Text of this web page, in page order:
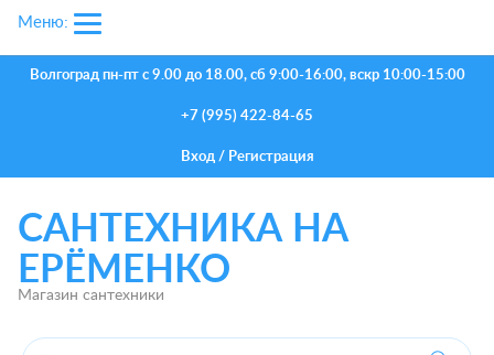
Волгоград пн-пт с 9.00 до 18.00, сб 9:00-16:00, вскр 10:00-15:00
+7 (995) 422-84-65
Вход/ Регистрация
САНТЕХНИКА НА
ЕРЁМЕНКО
Магазин сантехники
Меню: